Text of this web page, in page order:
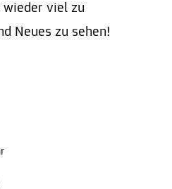
wieder viel zu
Neues zu sehen!